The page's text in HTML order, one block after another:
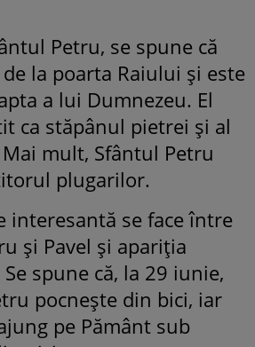
Petru, se spune că
la poarta Raiului şi este
a lui Dumnezeu. El
ca stăpânul pietrei şi al
mult, Sfântul Petru
plugarilor.
interesantă se face între
şi Pavel şi apariţia
spune că, la 29 iunie,
pocneşte din bici, iar
pe Pământ sub